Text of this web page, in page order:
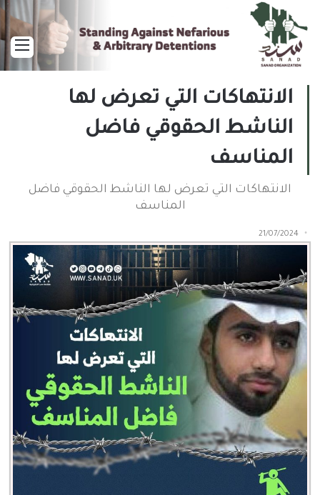
الانتهاكات التي تعرض لها
الناشط الحقوقي فاضل
المناسف
الانتهاكات التي تعرض لها الناشط الحقوقي فاضل
المناسف
21/07/2024